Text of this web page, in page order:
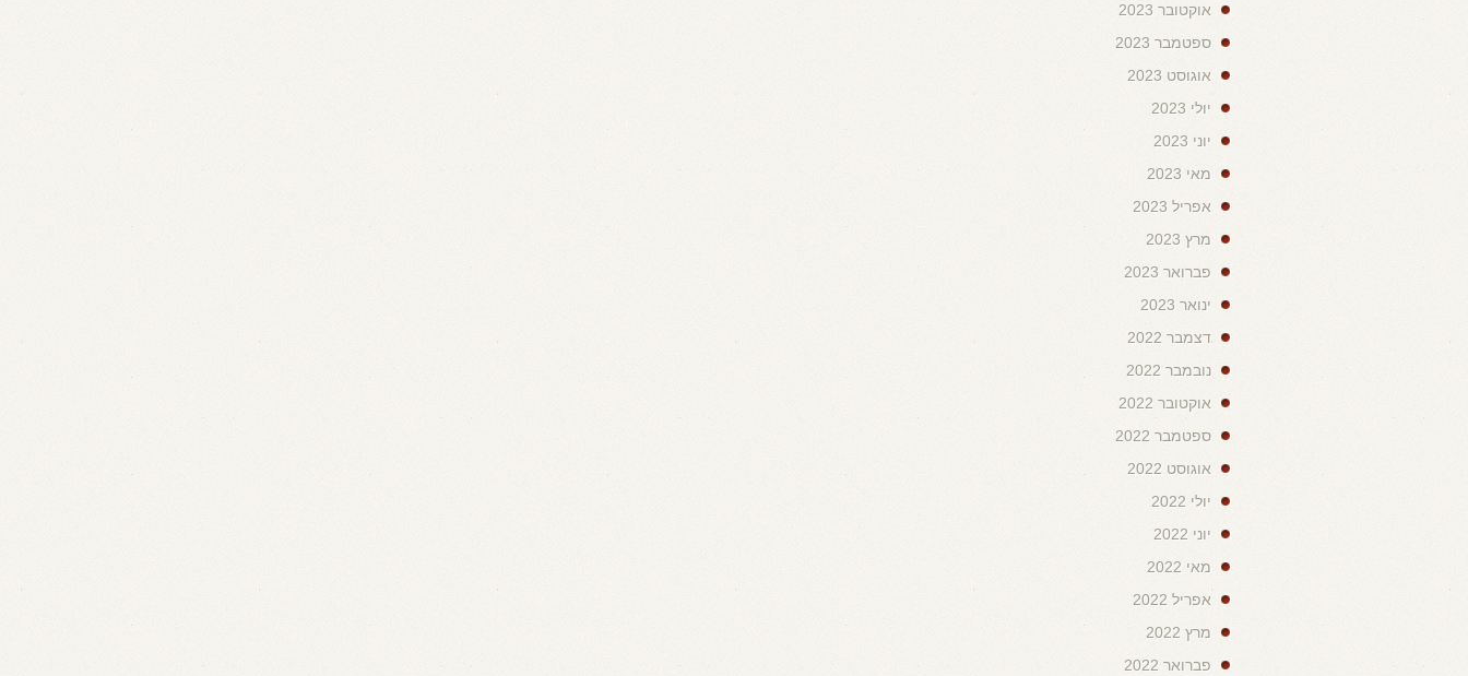
אוקטובר 2023
ספטמבר 2023
אוגוסט 2023
יולי 2023
יוני 2023
מאי 2023
אפריל 2023
מרץ 2023
פברואר 2023
ינואר 2023
דצמבר 2022
נובמבר 2022
אוקטובר 2022
ספטמבר 2022
אוגוסט 2022
יולי 2022
יוני 2022
מאי 2022
אפריל 2022
מרץ 2022
פברואר 2022